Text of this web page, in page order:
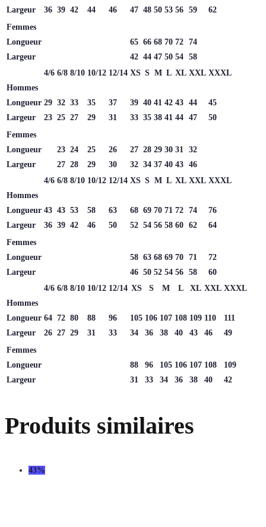
Largeur
36 39 42 44 46 47 48 50 53 56 59
62
Femmes
Longueur
65 66 68 70 72 74
Largeur
42 44 47 50 54 58
4/6 6/8 8/10 10/12 12/14 XS S M L XL XXL XXXL
Hommes
Longueur 29 32 33 35 37 39 40 41 42 43 44
45
Largeur
23 25 27 29 31 33 35 38 41 44 47
50
Femmes
Longueur
23 24 25 26 27 28 29 30 31
32
Largeur
27 28 29 30 32 34 37 40 43 46
4/6 6/8 8/10 10/12 12/14 XS S M L XL XXL XXXL
Hommes
Longueur 43 43 53 58 63 68 69 70 71 72 74
76
Largeur
36 39 42 46 50 52 54 56 58 60 62
64
Femmes
Longueur
58 63 68 69 70 71
72
Largeur
46 50 52 54 56 58
60
4/6 6/8 8/10 10/12 12/14 XS S M L XL XXL XXXL
Hommes
Longueur 64 72 80 88 96 105 106 107 108 109 110
111
Largeur
26 27 29 31 33 34 36 38 40 43 46
49
Femmes
Longueur
88 96 105 106 107 108
109
Largeur
31 33 34 36 38 40 42
Produits similaires
43%